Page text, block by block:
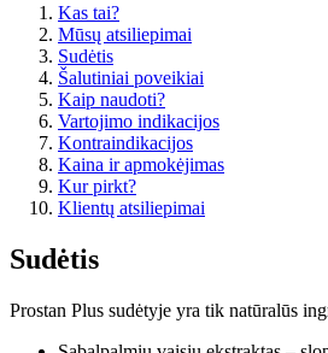
Kas tai?
Mūsų atsiliepimai
Sudėtis
Šalutiniai poveikiai
Kaip naudoti?
Vartojimo indikacijos
Kontraindikacijos
Kaina ir apmokėjimas
Kur pirkt?
Klientų atsiliepimai
Sudėtis
Prostan Plus sudėtyje yra tik natūralūs